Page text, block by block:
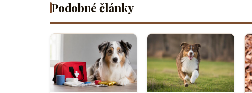
Podobné články